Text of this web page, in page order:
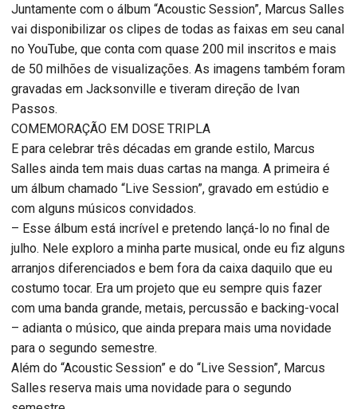
Juntamente com o álbum “Acoustic Session”, Marcus Salles
vai disponibilizar os clipes de todas as faixas em seu canal
no YouTube, que conta com quase 200 mil inscritos e mais
de 50 milhões de visualizações. As imagens também foram
gravadas em Jacksonville e tiveram direção de Ivan
Passos.
COMEMORAÇÃO EM DOSE TRIPLA
E para celebrar três décadas em grande estilo, Marcus
Salles ainda tem mais duas cartas na manga. A primeira é
um álbum chamado “Live Session”, gravado em estúdio e
com alguns músicos convidados.
– Esse álbum está incrível e pretendo lançá-lo no final de
julho. Nele exploro a minha parte musical, onde eu fiz alguns
arranjos diferenciados e bem fora da caixa daquilo que eu
costumo tocar. Era um projeto que eu sempre quis fazer
com uma banda grande, metais, percussão e backing-vocal
– adianta o músico, que ainda prepara mais uma novidade
para o segundo semestre.
Além do “Acoustic Session” e do “Live Session”, Marcus
Salles reserva mais uma novidade para o segundo